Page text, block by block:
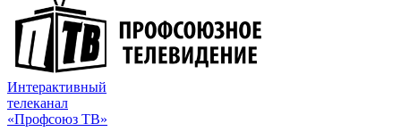
Интерактивный
телеканал
«Профсоюз ТВ»